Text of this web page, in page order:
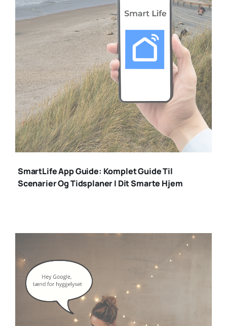
smartlife app
SmartLife App Guide: Komplet Guide Til
Scenarier Og Tidsplaner I Dit Smarte Hjem